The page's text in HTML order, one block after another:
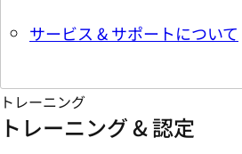
サービス & サポートについて
トレーニング
トレーニング & 認定